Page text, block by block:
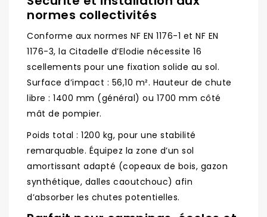
normes collectivités
Conforme aux normes NF EN 1176-1 et NF EN
1176-3, la Citadelle d’Elodie nécessite 16
scellements pour une fixation solide au sol.
Surface d’impact : 56,10 m². Hauteur de chute
libre : 1400 mm (général) ou 1700 mm côté
mât de pompier.
Poids total : 1200 kg, pour une stabilité
remarquable. Équipez la zone d’un sol
amortissant adapté (copeaux de bois, gazon
synthétique, dalles caoutchouc) afin
d’absorber les chutes potentielles.